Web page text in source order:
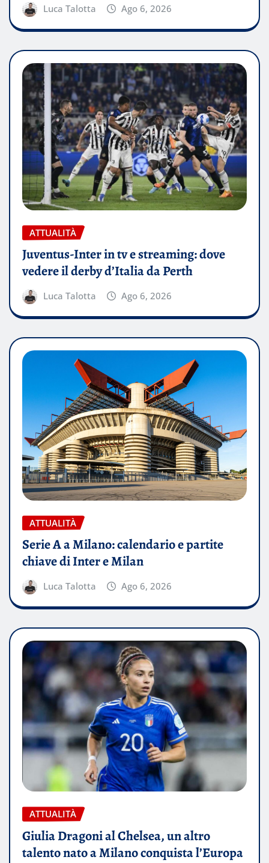
Luca Talotta Ago 6, 2026
ATTUALITÀ
Juventus-Inter in tv e streaming: dove
vedere il derby d’Italia da Perth
Luca Talotta Ago 6, 2026
ATTUALITÀ
Serie A a Milano: calendario e partite
chiave di Inter e Milan
Luca Talotta Ago 6, 2026
ATTUALITÀ
Giulia Dragoni al Chelsea, un altro
talento nato a Milano conquista l’Europa